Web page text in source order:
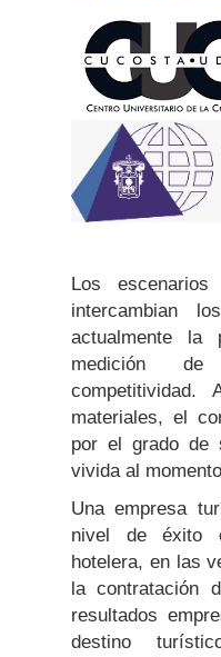
Los
intercambian
actualmente la
medición
materiales, el
por el grado de
vivida al
Una empresa
nivel de éxito
hotelera, en las
la contratación
resultados
destino